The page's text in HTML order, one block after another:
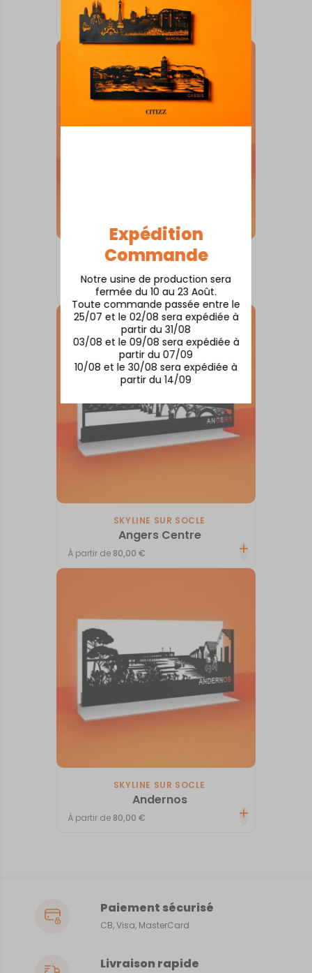
Expédition
Commande
Notre usine de production sera
fermée du 10 au 23 Août.
Toute commande passée entre le
25/07 et le 02/08 sera expédiée à
partir du 31/08
03/08 et le 09/08 sera expédiée à
partir du 07/09
10/08 et le 30/08 sera expédiée à
partir du 14/09
Audierne
À partir de80,00€
SKYLINE SUR SOCLE
Arcachon
À partir de80,00€
SKYLINE SUR SOCLE
Angers Centre
À partir de 80,00€
SKYLINE SUR SOCLE
Andernos
À partir de 80,00€
Paiement sécurisé
CB, Visa, MasterCard
Livraison rapide